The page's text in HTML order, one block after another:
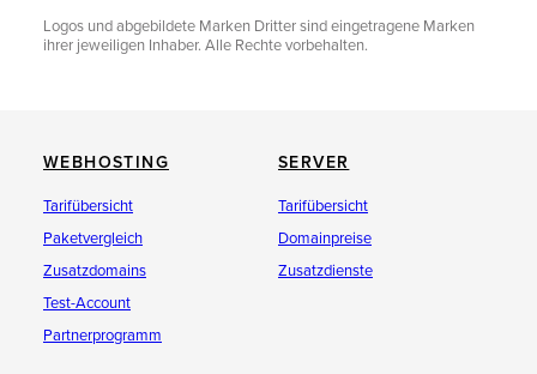
Logos und abgebildete Marken Dritter sind eingetragene Marken
ihrer jeweiligen Inhaber. Alle Rechte vorbehalten.
WEBHOSTING
Tarifübersicht
Paketvergleich
Zusatzdomains
Test-Account
Partnerprogramm
SERVER
Tarifübersicht
Domainpreise
Zusatzdienste